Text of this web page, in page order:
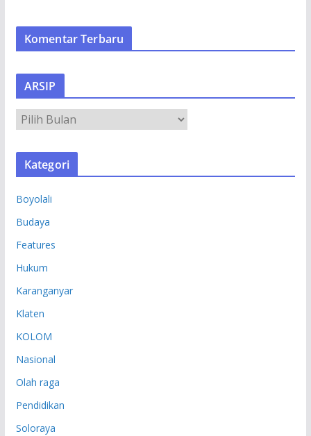
Komentar Terbaru
ARSIP
R
S
Kategori
Boyolali
Budaya
Features
Hukum
Karanganyar
Klaten
KOLOM
Nasional
Olah raga
Pendidikan
Soloraya